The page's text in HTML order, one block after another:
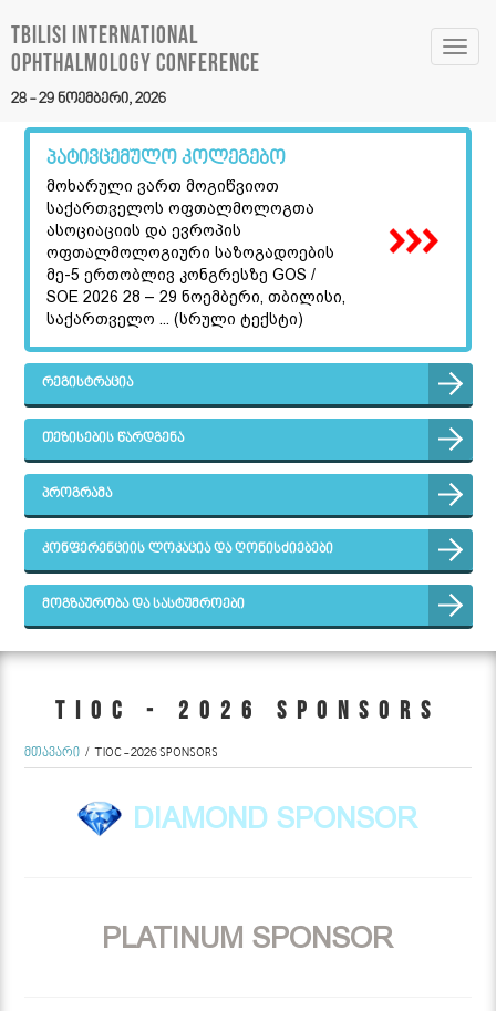
28 - 29 ნოემბერი, 2026
Tbilisi International
Ophthalmology Conference
პატივცემულო კოლეგებო
მოხარული ვართ მოგიწვიოთ
საქართველოს ოფთალმოლოგთა
ასოციაციის და ევროპის
ოფთალმოლოგიური საზოგადოების
მე-5 ერთობლივ კონგრესზე GOS /
SOE 2026 28 – 29 ნოემბერი, თბილისი,
საქართველო ... (სრული ტექსტი)
რეგისტრაცია
თეზისების წარდგენა
პროგრამა
კონფერენციის ლოკაცია და ღონისძიებები
მოგზაურობა და სასტუმროები
TIOC - 2026 SPONSORS
მთავარი TIOC - 2026 SPONSORS
DIAMOND SPONSOR
PLATINUM SPONSOR